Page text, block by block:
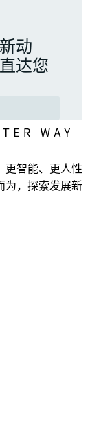
动
达您
更智能、更人性
为，探索发展新